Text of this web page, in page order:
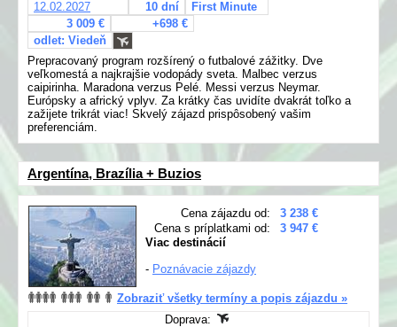
12.02.2027
10 dní
First Minute
3 009 €
+698 €
odlet: Viedeň
Prepracovaný program rozšírený o futbalové zážitky. Dve
veľkomestá a najkrajšie vodopády sveta. Malbec verzus
caipirinha. Maradona verzus Pelé. Messi verzus Neymar.
Európsky a africký vplyv. Za krátky čas uvidíte dvakrát toľko a
zažijete trikrát viac! Skvelý zájazd prispôsobený vašim
preferenciám.
Argentína, Brazília + Buzios
Cena zájazdu od:
3 238 €
Cena s príplatkami od:
3 947 €
Viac destinácií
- Poznávacie zájazdy
Zobraziť všetky termíny a popis zájazdu »
Doprava: